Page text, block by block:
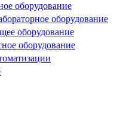
оборудование
оборудование
оборудование
оборудование